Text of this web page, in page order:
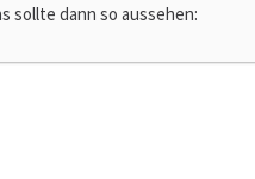
sollte dann so aussehen: